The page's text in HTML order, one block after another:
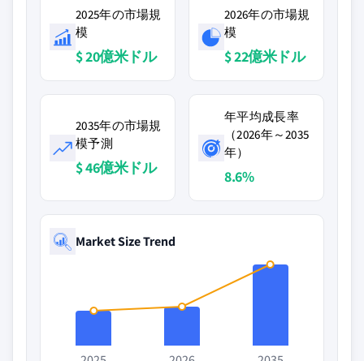
2025年の市場規
模
$ 20億米ドル
2026年の市場規
模
$ 22億米ドル
2035年の市場規
模予測
$ 46億米ドル
年平均成長率
（2026年～2035
年）
8.6%
Market Size Trend